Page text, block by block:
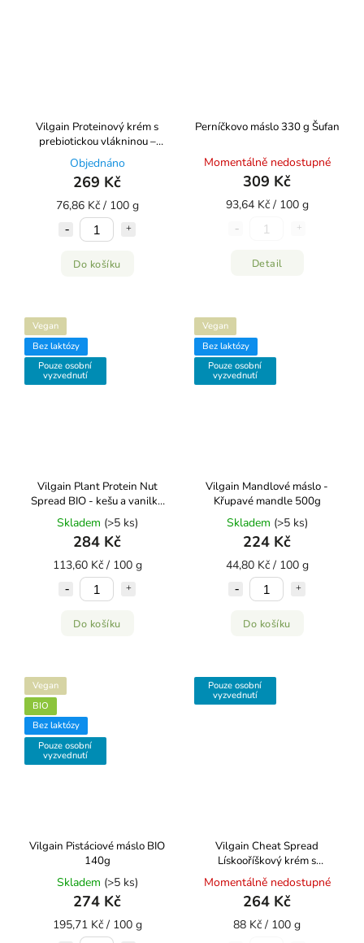
Vilgain Proteinový krém s
prebiotickou vlákninou ⁠–⁠
Lískové ořechy s čokoládou
⁠350g
Objednáno
269 Kč
76,86 Kč / 100 g
Do košíku
Perníčkovo máslo 330 g Šufan
Momentálně nedostupné
309 Kč
93,64 Kč / 100 g
Detail
Vegan
Bez laktózy
Pouze osobní
vyzvednutí
Vilgain Plant Protein Nut
Spread BIO - kešu a vanilka
250 g
Skladem (>5 ks)
284 Kč
113,60 Kč / 100 g
Do košíku
Vegan
Bez laktózy
Pouze osobní
vyzvednutí
Vilgain Mandlové máslo ⁠-
Křupavé mandle 500g
Skladem (>5 ks)
224 Kč
44,80 Kč / 100 g
Do košíku
Vegan
BIO
Bez laktózy
Pouze osobní
vyzvednutí
Vilgain Pistáciové máslo BIO
140g
Skladem (>5 ks)
274 Kč
195,71 Kč / 100 g
Pouze osobní
vyzvednutí
Vilgain Cheat Spread
Lískooříškový krém s
čokoládou 300 g
Momentálně nedostupné
264 Kč
88 Kč / 100 g